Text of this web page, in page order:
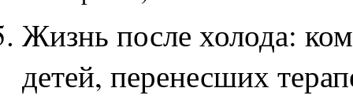
Жизнь после холода:
детей, перенесших